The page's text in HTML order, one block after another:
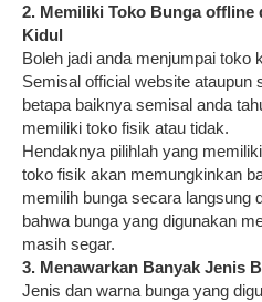
2. Memiliki Toko Bunga offline
Kidul
Boleh jadi anda menjumpai toko
Semisal official website ataupun
betapa baiknya semisal anda
memiliki toko fisik atau tidak.
Hendaknya pilihlah yang
toko fisik akan memungkinkan
memilih bunga secara langsung
bahwa bunga yang digunakan
masih segar.
3. Menawarkan Banyak Jenis
Jenis dan warna bunga yang